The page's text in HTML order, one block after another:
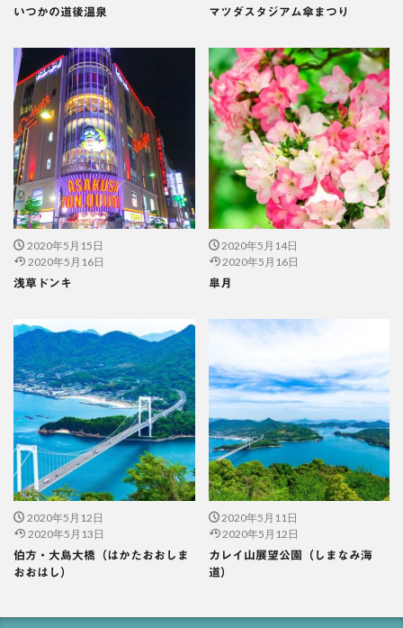
いつかの道後温泉 マツダスタジアム傘まつり
2020年5月15日
2020年5月16日
浅草ドンキ
2020年5月14日
2020年5月16日
皐月
2020年5月12日
2020年5月13日
伯方・大島大橋（はかたおおしま
おおはし）
2020年5月11日
2020年5月12日
カレイ山展望公園（しまなみ海
道）